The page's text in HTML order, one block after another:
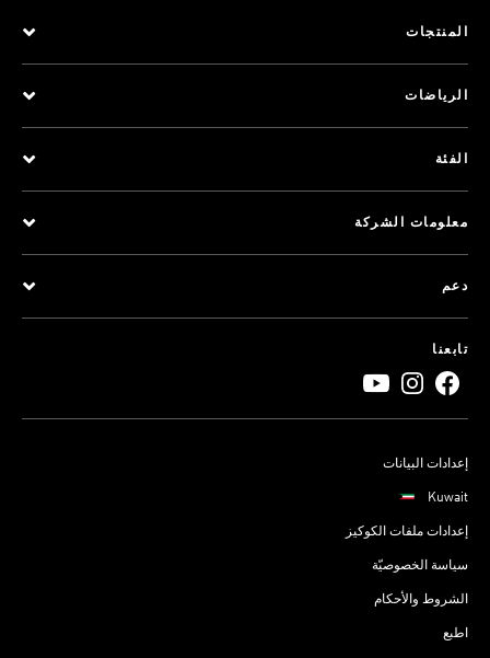
المنتجات
الرياضات
الفئة
معلومات الشركة
دعم
تابعنا
إعدادات البيانات
Kuwait
إعدادات ملفات الكوكيز
سياسة الخصوصيّة
الشروط والأحكام
اطبع